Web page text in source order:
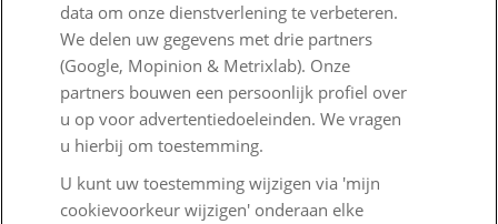
Digitale toegankelijkheid
Goed Bezig
Klantenservice
Contact
Veelgestelde vragen
data om onze dienstverlening te verbeteren.
We delen uw gegevens met drie partners
(Google, Mopinion & Metrixlab). Onze
partners bouwen een persoonlijk profiel over
u op voor advertentiedoeleinden. We vragen
u hierbij om toestemming.
U kunt uw toestemming wijzigen via 'mijn
cookievoorkeur wijzigen' onderaan elke